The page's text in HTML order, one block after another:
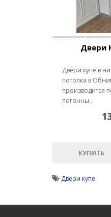
Двери
Двери купе в
потолка в
производится
погонны..
КУПИТЬ
Двери купе